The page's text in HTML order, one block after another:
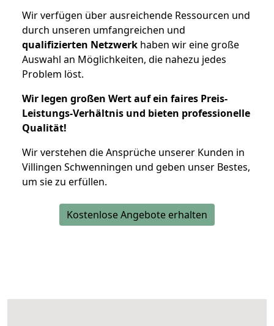
Wir verfügen über ausreichende Ressourcen und
durch unseren umfangreichen und
qualifizierten Netzwerk haben wir eine große
Auswahl an Möglichkeiten, die nahezu jedes
Problem löst.
Wir legen großen Wert auf ein faires Preis-
Leistungs-Verhältnis und bieten professionelle
Qualität!
Wir verstehen die Ansprüche unserer Kunden in
Villingen Schwenningen und geben unser Bestes,
um sie zu erfüllen.
Kostenlose Angebote erhalten